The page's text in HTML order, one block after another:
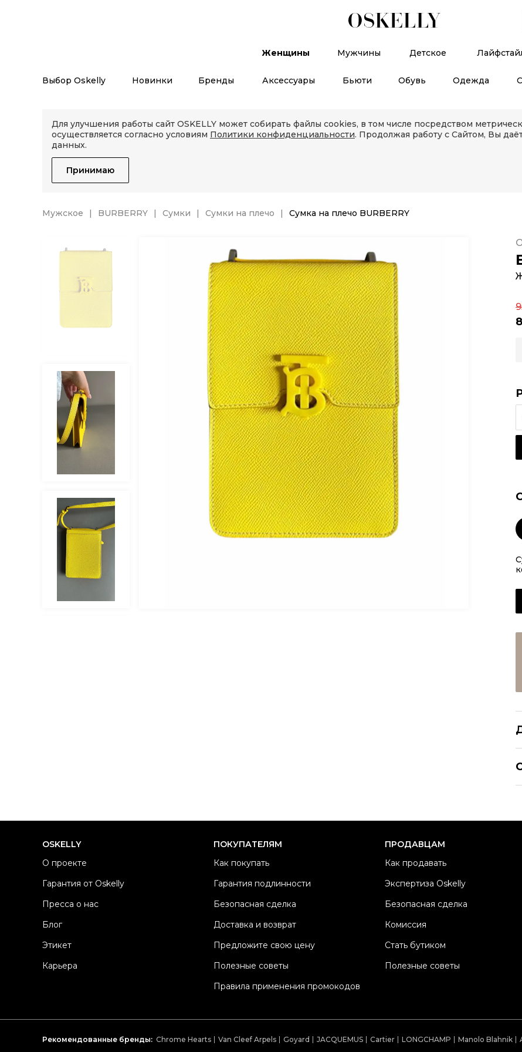
Женщины Мужчины Детское
Выбор Oskelly Новинки Бренды Аксессуары Бьюти Обувь Одежда
Для улучшения работы сайт OSKELLY может собирать файлы cookies, в том числе посредством
осуществляется согласно условиям Политики конфиденциальности. Продолжая работу с Сайтом, Вы
данных.
Принимаю
Мужское BURBERRY Сумки Сумки на плечо Сумка на плечо BURBERRY
OSKELLY
О проекте
Гарантия от Oskelly
Пресса о нас
Блог
Этикет
Карьера
ПОКУПАТЕЛЯМ
Как покупать
Гарантия подлинности
Безопасная сделка
Доставка и возврат
Предложите свою цену
Полезные советы
Правила применения промокодов
ПРОДАВЦАМ
Как продавать
Экспертиза Oskelly
Безопасная сделка
Комиссия
Стать бутиком
Полезные советы
Рекомендованные бренды: Chrome Hearts Van Cleef Arpels Goyard JACQUEMUS Cartier LONGCHAMP Manolo Blahnik